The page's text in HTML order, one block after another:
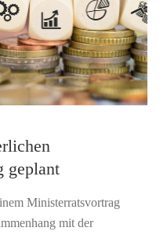
geplant
Ministerratsvortrag
mit der